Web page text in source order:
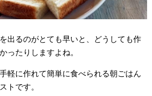
出るのがとても早いと、どうしても作
ったりしますよね。
軽に作れて簡単に食べられる朝ごはん
トです。